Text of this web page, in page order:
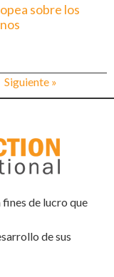
sobre los
Siguiente »
de lucro que
de sus